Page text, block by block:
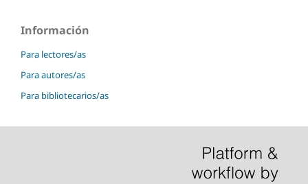
Información
Para lectores/as
Para autores/as
Para bibliotecarios/as